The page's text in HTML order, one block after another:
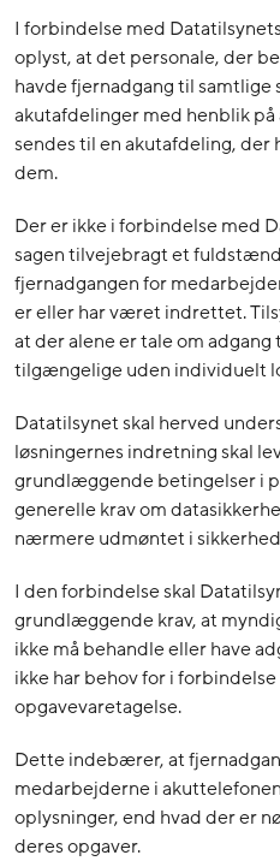
I forbindelse med
oplyst, at det personale, der
havde fjernadgang til
akutafdelinger med henblik
sendes til en akutafdeling,
dem.
Der er ikke i forbindelse med
sagen tilvejebragt et
fjernadgangen for
er eller har været indrettet.
at der alene er tale om
tilgængelige uden individuelt
Datatilsynet skal herved
løsningernes indretning skal
grundlæggende betingelser i
generelle krav om
nærmere udmøntet i
I den forbindelse skal
grundlæggende krav, at
ikke må behandle eller have
ikke har behov for i
opgavevaretagelse.
Dette indebærer, at
medarbejderne i
oplysninger, end hvad der er
deres opgaver.